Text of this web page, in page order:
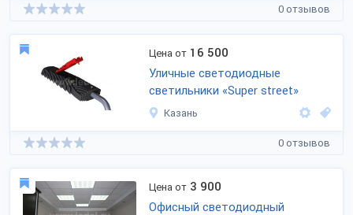
0 отзывов
Цена от 16 500
Уличные светодиодные
светильники «Super street»
Казань
0 отзывов
Цена от 3 900
Офисный светодиодный